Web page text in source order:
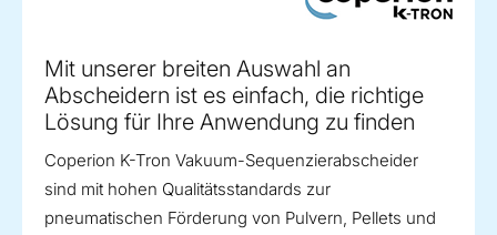
Mit unserer breiten Auswahl an
Abscheidern ist es einfach, die richtige
Lösung für Ihre Anwendung zu finden
Coperion K-Tron Vakuum-Sequenzierabscheider
sind mit hohen Qualitätsstandards zur
pneumatischen Förderung von Pulvern, Pellets und